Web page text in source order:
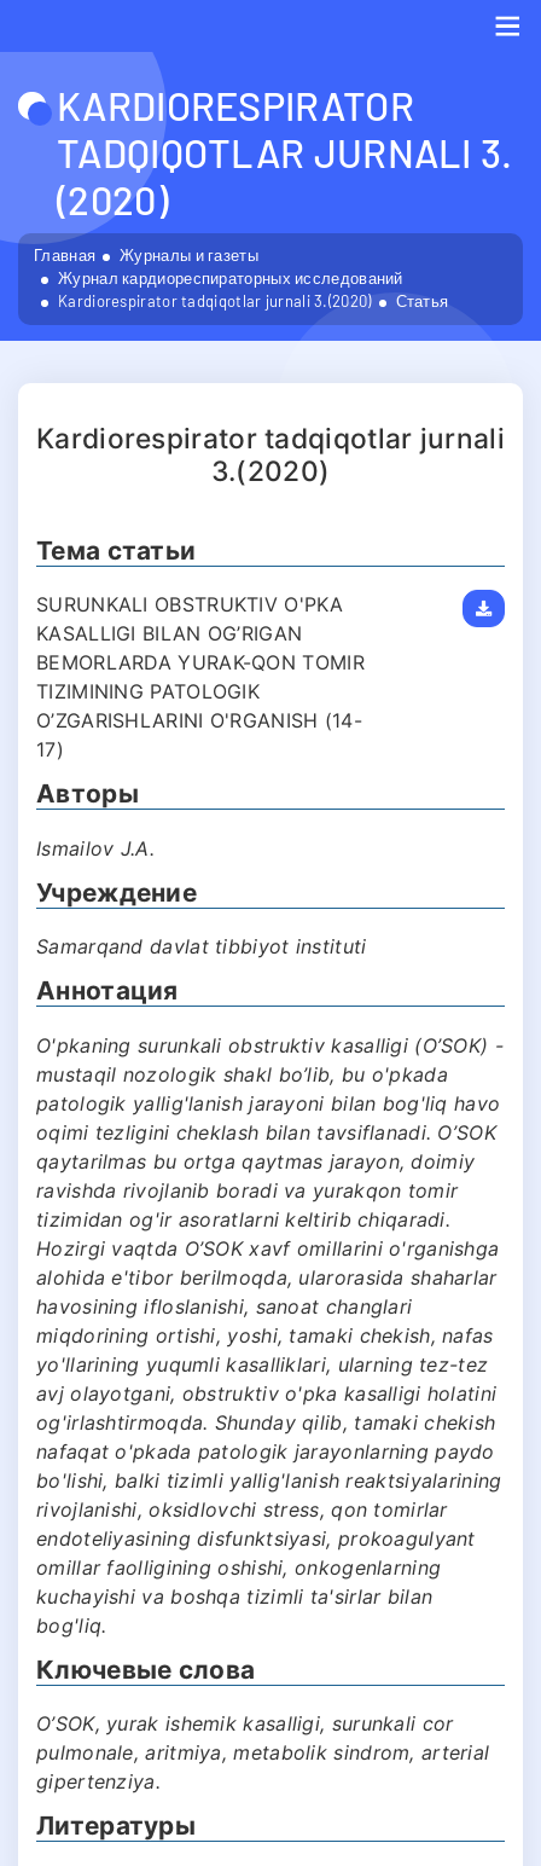
KARDIORESPIRATOR
TADQIQOTLAR JURNALI 3.
(2020)
Главная
Журналы и газеты
Журнал кардиореспираторных исследований
Kardiorespirator tadqiqotlar jurnali 3.(2020)
Статья
Kardiorespirator tadqiqotlar jurnali
3.(2020)
Тема статьи
SURUNKALI OBSTRUKTIV O'PKA
KASALLIGI BILAN OG’RIGAN
BEMORLARDA YURAK-QON TOMIR
TIZIMINING PATOLOGIK
O’ZGARISHLARINI O'RGANISH (14-
17)
Авторы
Ismailov J.A.
Учреждение
Samarqand davlat tibbiyot instituti
Аннотация
O'pkaning surunkali obstruktiv kasalligi (O’SOK) -
mustaqil nozologik shakl bo’lib, bu o'pkada
patologik yallig'lanish jarayoni bilan bog'liq havo
oqimi tezligini cheklash bilan tavsiflanadi. O’SOK
qaytarilmas bu ortga qaytmas jarayon, doimiy
ravishda rivojlanib boradi va yurakqon tomir
tizimidan og'ir asoratlarni keltirib chiqaradi.
Hozirgi vaqtda O’SOK xavf omillarini o'rganishga
alohida e'tibor berilmoqda, ularorasida shaharlar
havosining ifloslanishi, sanoat changlari
miqdorining ortishi, yoshi, tamaki chekish, nafas
yo'llarining yuqumli kasalliklari, ularning tez-tez
avj olayotgani, obstruktiv o'pka kasalligi holatini
og'irlashtirmoqda. Shunday qilib, tamaki chekish
nafaqat o'pkada patologik jarayonlarning paydo
bo'lishi, balki tizimli yallig'lanish reaktsiyalarining
rivojlanishi, oksidlovchi stress, qon tomirlar
endoteliyasining disfunktsiyasi, prokoagulyant
omillar faolligining oshishi, onkogenlarning
kuchayishi va boshqa tizimli ta'sirlar bilan
bog'liq.
Ключевые слова
O’SOK, yurak ishemik kasalligi, surunkali cor
pulmonale, aritmiya, metabolik sindrom, arterial
gipertenziya.
Литературы